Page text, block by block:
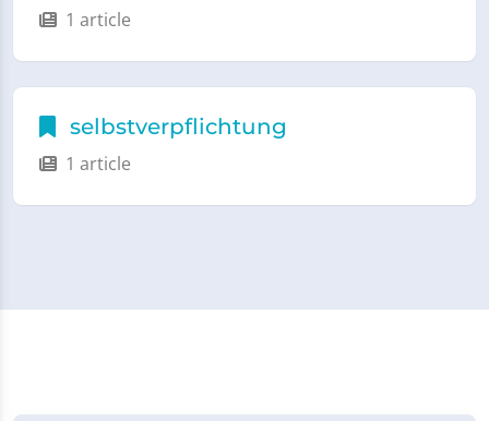
1 article
selbstverpflichtung
1 article